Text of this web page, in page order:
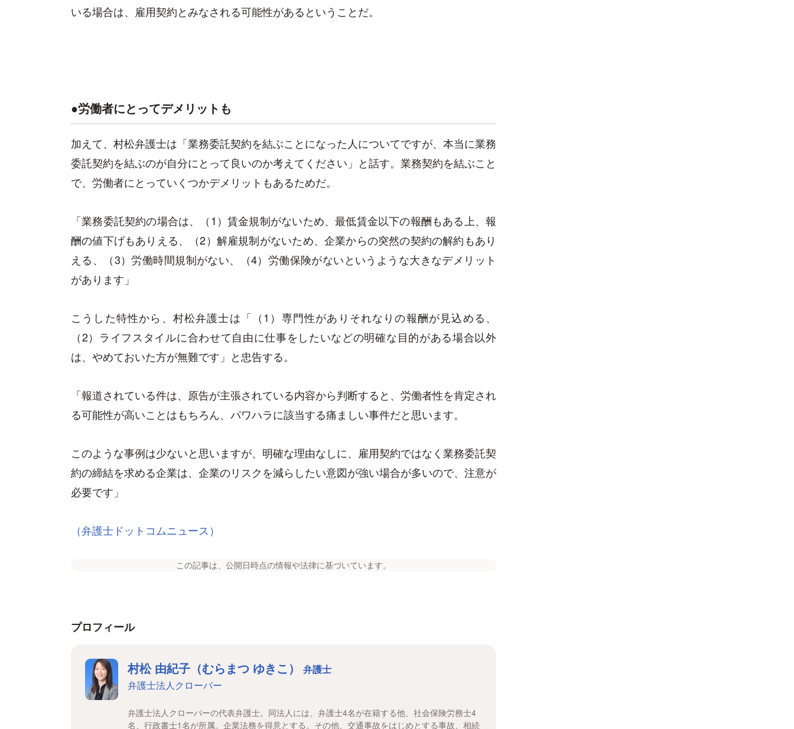
いる場合は、雇用契約とみなされる可能性があるということだ。
●労働者にとってデメリットも
加えて、村松弁護士は「業務委託契約を結ぶことになった人についてですが、本当に業務
委託契約を結ぶのが自分にとって良いのか考えてください」と話す。業務契約を結ぶこと
で、労働者にとっていくつかデメリットもあるためだ。
「業務委託契約の場合は、（1）賃金規制がないため、最低賃金以下の報酬もある上、報
酬の値下げもありえる、（2）解雇規制がないため、企業からの突然の契約の解約もあり
える、（3）労働時間規制がない、（4）労働保険がないというような大きなデメリット
があります」
こうした特性から、村松弁護士は「（1）専門性がありそれなりの報酬が見込める、
（2）ライフスタイルに合わせて自由に仕事をしたいなどの明確な目的がある場合以外
は、やめておいた方が無難です」と忠告する。
「報道されている件は、原告が主張されている内容から判断すると、労働者性を肯定され
る可能性が高いことはもちろん、パワハラに該当する痛ましい事件だと思います。
このような事例は少ないと思いますが、明確な理由なしに、雇用契約ではなく業務委託契
約の締結を求める企業は、企業のリスクを減らしたい意図が強い場合が多いので、注意が
必要です」
（弁護士ドットコムニュース）
この記事は、公開日時点の情報や法律に基づいています。
プロフィール
村松 由紀子（むらまつ ゆきこ） 弁護士
弁護士法人クローバー
弁護士法人クローバーの代表弁護士。同法人には、弁護士4名が在籍する他、社会保険労務士4
名、行政書士1名が所属。企業法務を得意とする。その他、交通事故をはじめとする事故、相続